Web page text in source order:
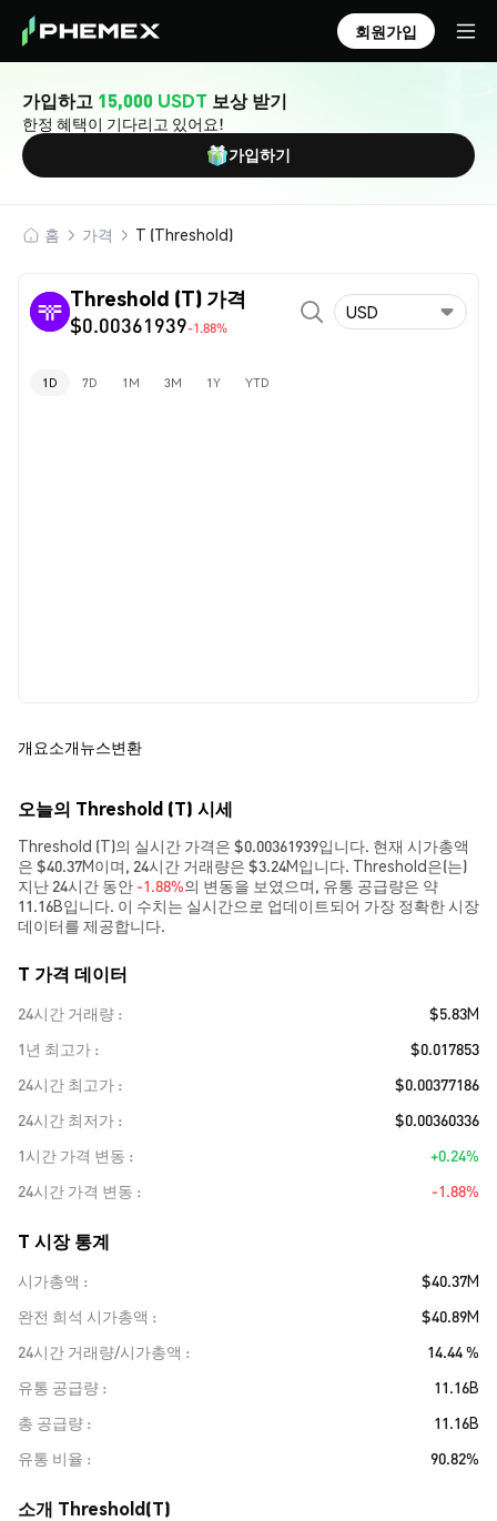
회원가입
가입하고 15,000 USDT 보상 받기
한정 혜택이 기다리고 있어요!
가입하기
홈 가격 T (Threshold)
Threshold (T) 가격
$0.00361939-1.88%
USD
1D 7D 1M 3M 1Y YTD
개요소개뉴스변환
오늘의 Threshold (T) 시세
Threshold (T)의 실시간 가격은 $0.00361939입니다. 현재 시가총액
은 $40.37M이며, 24시간 거래량은 $3.24M입니다. Threshold은(는)
지난 24시간 동안 -1.88%의 변동을 보였으며, 유통 공급량은 약
11.16B입니다. 이 수치는 실시간으로 업데이트되어 가장 정확한 시장
데이터를 제공합니다.
T 가격 데이터
24시간 거래량
$5.83M
1년 최고가
$0.017853
24시간 최고가
$0.00377186
24시간 최저가
$0.00360336
1시간 가격 변동
+0.24%
24시간 가격 변동
-1.88%
T 시장 통계
시가총액
$40.37M
완전 희석 시가총액
$40.89M
24시간 거래량/시가총액
14.44 %
유통 공급량
11.16B
총 공급량
11.16B
유통 비율
90.82%
소개 Threshold(T)